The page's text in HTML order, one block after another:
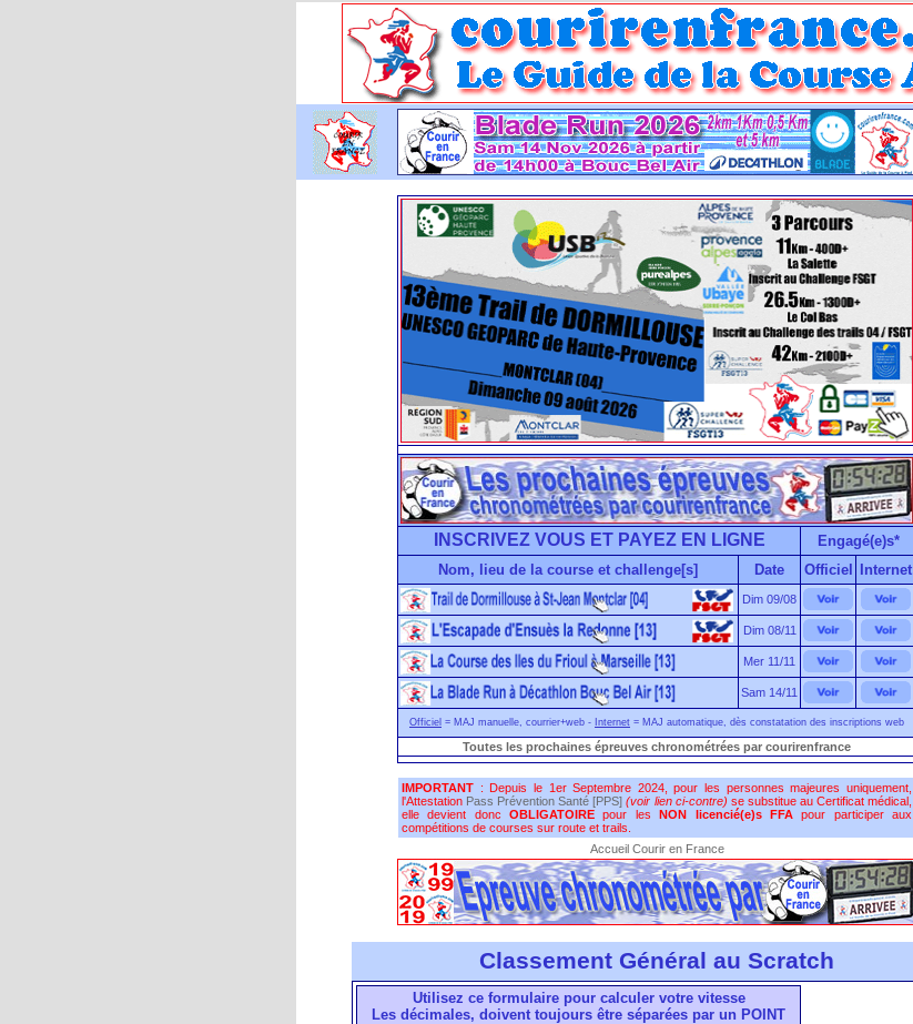
INSCRIVEZ VOUS ET PAYEZ EN LIGNE
Engagé(e)s*
Nom, lieu de la course et challenge[s]
Date Officiel Internet
Dim 09/08
Dim 08/11
Mer 11/11
Sam 14/11
Officiel = MAJ manuelle, courrier+web - Internet = MAJ automatique, dès constatation des inscriptions web
Toutes les prochaines épreuves chronométrées par courirenfrance
IMPORTANT : Depuis le 1er Septembre 2024, pour les personnes majeures uniquement,
l'Attestation Pass Prévention Santé [PPS] (voir lien ci-contre) se substitue au Certificat médical,
elle devient doncOBLIGATOIRE pour lesNON licencié(e)s FFApour participer aux
compétitions de courses sur route et trails.
Accueil Courir en France
Classement Général au Scratch
Utilisez ce formulaire pour calculer votre vitesse
Les décimales, doivent toujours être séparées par un POINT